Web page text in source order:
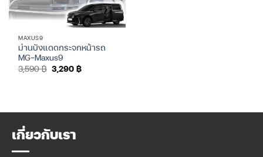
MAXUS9
ม่านบังแดดกระจกหน้ารถ
MG-Maxus9
3,590฿ Original
price
3,290฿Current
price
เกี่ยวกับเรา